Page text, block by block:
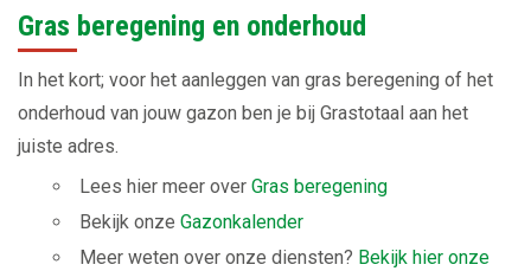
Gras beregening en onderhoud
In het kort; voor het aanleggen van gras beregening of het
onderhoud van jouw gazon ben je bij Grastotaal aan het
juiste adres.
Lees hier meer over Gras beregening
Bekijk onze Gazonkalender
Meer weten over onze diensten? Bekijk hier onze